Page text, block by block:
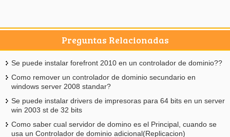
Preguntas Relacionadas
Se puede instalar forefront 2010 en un controlador de dominio??
Como remover un controlador de dominio secundario en
windows server 2008 standar?
Se puede instalar drivers de impresoras para 64 bits en un server
win 2003 st de 32 bits
Como saber cual servidor de domino es el Principal, cuando se
usa un Controlador de dominio adicional(Replicacion)